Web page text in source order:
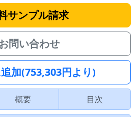
サンプル請求
問い合わせ
加(753,303円より)
概要 目次